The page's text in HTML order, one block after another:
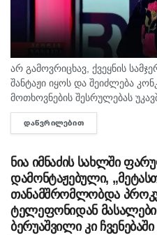
არ გამოვრიცხავ, ქვეყნის
შანტაჟი იყოს და შეიძლება
მოთხოვნების შესრულებას
ხელისუფლებისთვის ძნელად
ვფიქრობ, ეს მოთხოვნები
ᲓᲐᲬᲕᲠᲘᲚᲔᲑᲘᲗ
ნია იმნაძის სახლში
დამონტაჟებული,
თანამშრომლობდა
ტელეფონიდან მასალები
ბერუაშვილი კი